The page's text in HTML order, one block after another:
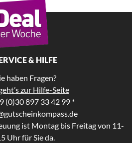
& HILFE
haben Fragen?
zur Hilfe-Seite
(0)30 897 33 42 99 *
ist Montag bis Freitag von 11-
Uhr für Sie da.